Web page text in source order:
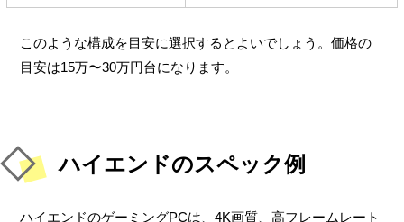
このような構成を目安に選択するとよいでしょう。価格の
目安は15万〜30万円台になります。
ハイエンドのスペック例
ハイエンドのゲーミングPCは、4K画質、高フレームレート